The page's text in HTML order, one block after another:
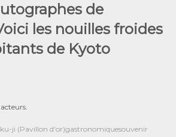
de
les nouilles froides
de Kyoto
ji (Pavillon d'or)gastronomiquesouvenir